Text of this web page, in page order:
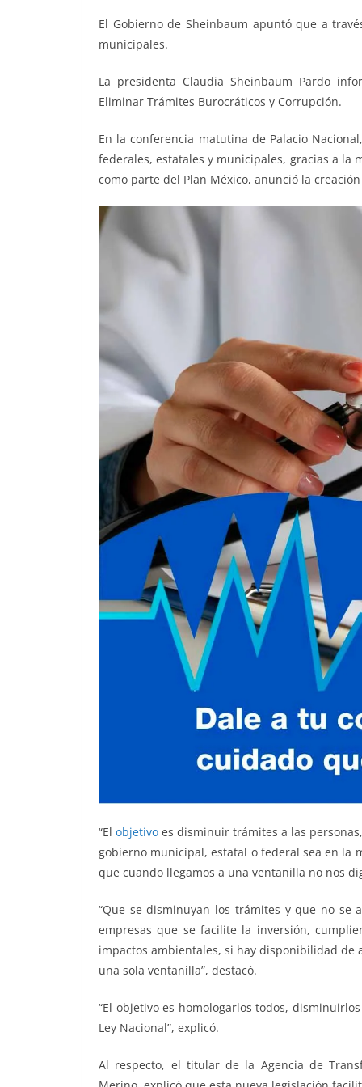
o
o
p g m tir
El Gobierno de Sheinbaum apuntó que a
municipales.
La presidenta Claudia Sheinbaum Pardo
Eliminar Trámites Burocráticos y Corrupción.
En la conferencia matutina de Palacio
federales, estatales y municipales, gracias a la
como parte del Plan México, anunció la
“El objetivo es disminuir trámites a las
gobierno municipal, estatal o federal sea en la
que cuando llegamos a una ventanilla no nos
“Que se disminuyan los trámites y que no se
empresas que se facilite la inversión,
impactos ambientales, si hay disponibilidad
una sola ventanilla”, destacó.
“El objetivo es homologarlos todos,
Ley Nacional”, explicó.
Al respecto, el titular de la Agencia de